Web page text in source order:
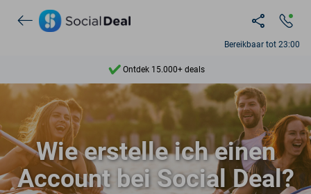
Bereikbaar tot 23:00
Ontdek 15.000+ deals
7 dagen per week beschikbaar
10+ miljoen leden
9,4
Ontdek 15.000+ deals
Wie erstelle ich einen
Account bei Social Deal?